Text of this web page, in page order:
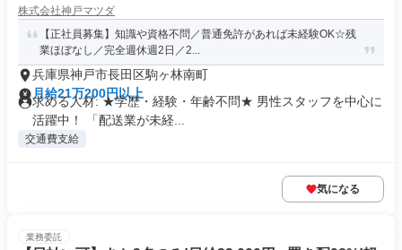
株式会社神戸マツダ
【正社員募集】知識や資格不問／普通免許があれば未経験OK☆残
業ほぼなし／完全週休週2日／2...
兵庫県神戸市長田区駒ヶ林南町
月給21万200円以上
求める人材: ★学歴・経験・年齢不問★ 男性スタッフを中心に
活躍中！ 「配送業が未経...
交通費支給
気になる
業務委託